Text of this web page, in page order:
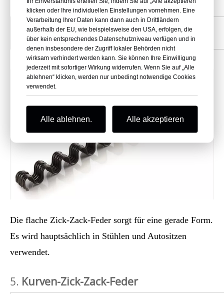
Flache Zick-Zack-Feder
Hmm) B (mm)
WD (mm)
38-50
16-35 2.6-4.3
Die flache Zick-Zack-Feder sorgt für eine gerade Form.
Es wird hauptsächlich in Stühlen und Autositzen
verwendet.
5. Kurven-Zick-Zack-Feder
klicken oder Ihre individuellen Einstellungen vornehmen. Eine
Verarbeitung Ihrer Daten kann dann auch in Drittländern
außerhalb der EU, wie beispielsweise den USA, erfolgen, die
über kein entsprechendes Datenschutzniveau verfügen und in
denen insbesondere der Zugriff lokaler Behörden nicht
wirksam verhindert werden kann. Sie können Ihre Einwilligung
jederzeit mit sofortiger Wirkung widerrufen. Wenn Sie auf „Alle
ablehnen“ klicken, werden nur unbedingt notwendige Cookies
verwendet.
Alle ablehnen. Alle akzeptieren